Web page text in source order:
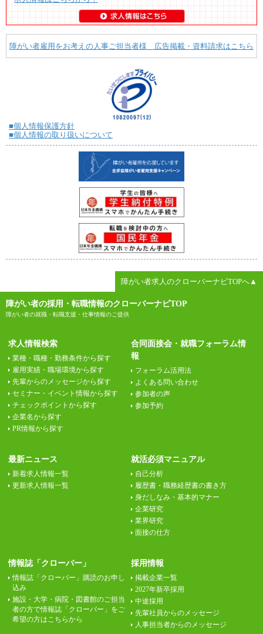
障がい者雇用をお考えの人事ご担当者様 広告掲載・資料請求はこちら
■個人情報保護方針
■個人情報の取り扱いについて
障がい者求人のクローバーナビTOPへ▲
障がい者の採用・転職情報のクローバーナビTOP
障がい者の就職・転職支援・仕事情報のご提供
求人情報検索
業種・職種・勤務条件から探す
雇用実績・職場環境から探す
先輩からのメッセージから探す
セミナー・イベント情報から探す
チェックポイントから探す
企業名から探す
PR情報から探す
合同面接会・就職フォーラム情
報
フォーラム活用法
よくある問い合わせ
参加者の声
参加予約
最新ニュース
新着求人情報一覧
更新求人情報一覧
就活必須マニュアル
自己分析
履歴書・職務経歴書の書き方
身だしなみ・基本的マナー
企業研究
業界研究
面接の仕方
情報誌「クローバー」
情報誌「クローバー」購読のお申し
込み
施設・大学・病院・図書館のご担当
者の方で情報誌「クローバー」をご
希望の方はこちらから
採用情報
掲載企業一覧
2027年新卒採用
中途採用
先輩社員からのメッセージ
人事担当者からのメッセージ